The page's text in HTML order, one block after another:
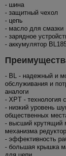
- шина
- защитный чехол
- цепь
- масло для смазки
- зарядное
- аккумулятор
- BL - надежный и
обслуживания и
аналоги
- XPT - технология
- низкий уровень
общественных
- высший крутящий
механизма
- эффективность
- большая крышка